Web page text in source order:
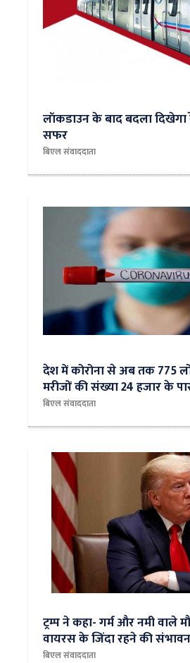
​लॉकडाउन के बाद बदला दिखेगा
सफर
बिएल संवाददाता
देश में कोरोना से अब तक 775
मरीजों की संख्या 24 हजार के
बिएल संवाददाता
ट्रम्प ने कहा- गर्म और नमी वाले
वायरस के जिंदा रहने की
बिएल संवाददाता